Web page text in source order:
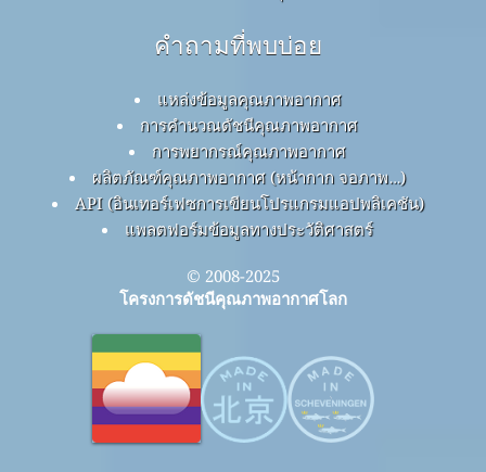
คำถามที่พบบ่อย
แหล่งข้อมูลคุณภาพอากาศ
การคำนวณดัชนีคุณภาพอากาศ
การพยากรณ์คุณภาพอากาศ
ผลิตภัณฑ์คุณภาพอากาศ (หน้ากาก จอภาพ…)
API (อินเทอร์เฟซการเขียนโปรแกรมแอปพลิเคชัน)
แพลตฟอร์มข้อมูลทางประวัติศาสตร์
© 2008-2025
โครงการดัชนีคุณภาพอากาศโลก